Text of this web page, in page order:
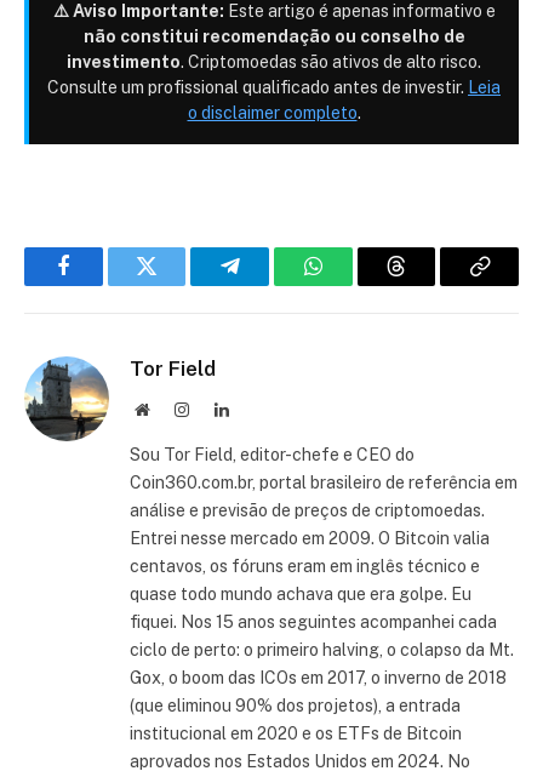
⚠️ Aviso Importante: Este artigo é apenas informativo e
não constitui recomendação ou conselho de
investimento. Criptomoedas são ativos de alto risco.
Consulte um profissional qualificado antes de investir. Leia
o disclaimer completo.
FacebookTwitter TelegramWhatsAppThreads Copiar
Tor Field
Site InstagramLinkedIn
Sou Tor Field, editor-chefe e CEO do
Coin360.com.br, portal brasileiro de referência em
análise e previsão de preços de criptomoedas.
Entrei nesse mercado em 2009. O Bitcoin valia
centavos, os fóruns eram em inglês técnico e
quase todo mundo achava que era golpe. Eu
fiquei. Nos 15 anos seguintes acompanhei cada
ciclo de perto: o primeiro halving, o colapso da Mt.
Gox, o boom das ICOs em 2017, o inverno de 2018
(que eliminou 90% dos projetos), a entrada
institucional em 2020 e os ETFs de Bitcoin
aprovados nos Estados Unidos em 2024. No